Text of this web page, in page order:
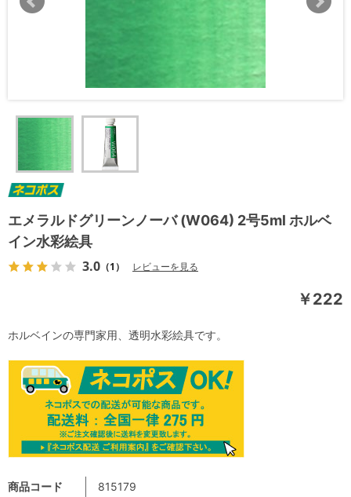
エメラルドグリーンノーバ (W064) 2号5ml ホルベ
イン水彩絵具
3.0 （1） レビューを見る
￥222
商品コード 815179
ホルベインの専門家用、透明水彩絵具です。